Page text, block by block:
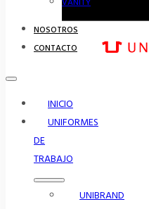
VANITY
NOSOTROS
CONTACTO
INICIO
UNIFORMES
DE
TRABAJO
UNIBRAND